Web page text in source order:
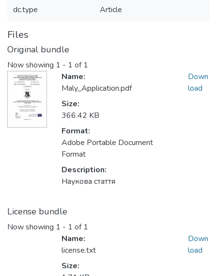
dc.type Article
Files
Original bundle
Now showing 1 - 1 of 1
Name:
Maly_Application.pdf
Size:
366.42 KB
Format:
Adobe Portable Document
Format
Description:
Наукова стаття
Down
load
License bundle
Now showing 1 - 1 of 1
Name:
license.txt
Size:
Down
load